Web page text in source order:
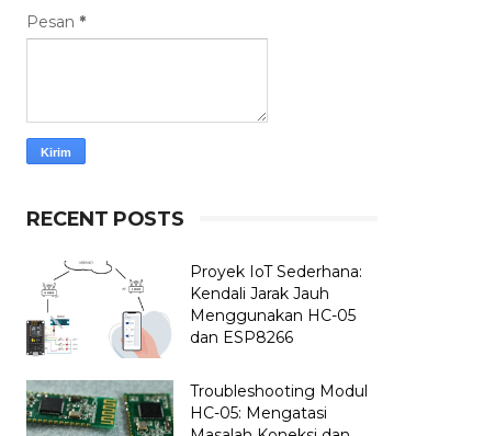
Pesan *
RECENT POSTS
Proyek IoT Sederhana:
Kendali Jarak Jauh
Menggunakan HC-05
dan ESP8266
Troubleshooting Modul
HC-05: Mengatasi